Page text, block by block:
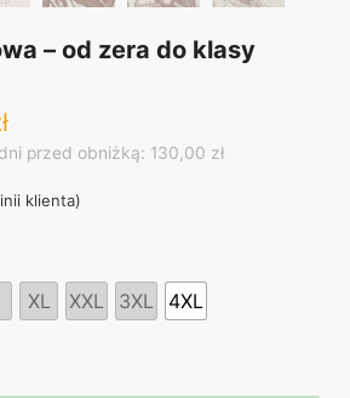
– od zera do klasy
Current
price
99,00 zł.
przed obniżką: 130,00 zł
klienta)
XL XXL 3XL 4XL